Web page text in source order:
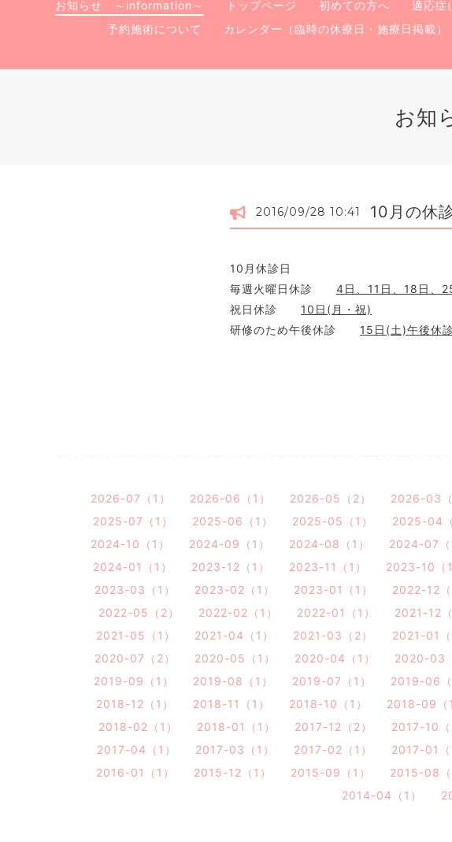
お知らせ ～information～ トップページ 初めての方へ 適応症
予約施術について
カレンダー（臨時の休療日・施療日掲載）
お知
2016/09/28 10:41 10月の休
10月休診日
毎週火曜日休診 4日、11日、18日、
祝日休診 10日(月・祝)
研修のため午後休診 15日(土)午後休
2026-07（1） 2026-06（1） 2026-05（2） 2026-03（
2025-07（1）
2025-06（1） 2025-05（1） 2025-04（
2024-10（1）
2024-09（1） 2024-08（1） 2024-07（
2024-01（1）
2023-12（1） 2023-11（1） 2023-10（1
2023-03（1）
2023-02（1） 2023-01（1） 2022-12（
2022-05（2）
2022-02（1） 2022-01（1） 2021-12（
2021-05（1）
2021-04（1） 2021-03（2） 2021-01（
2020-07（2）
2020-05（1） 2020-04（1） 2020-03
2019-09（1）
2019-08（1） 2019-07（1） 2019-06（
2018-12（1）
2018-11（1） 2018-10（1） 2018-09（1
2018-02（1）
2018-01（1） 2017-12（2） 2017-10（
2017-04（1）
2017-03（1） 2017-02（1） 2017-01（
2016-01（1）
2015-12（1） 2015-09（1） 2015-08（
2014-04（1）